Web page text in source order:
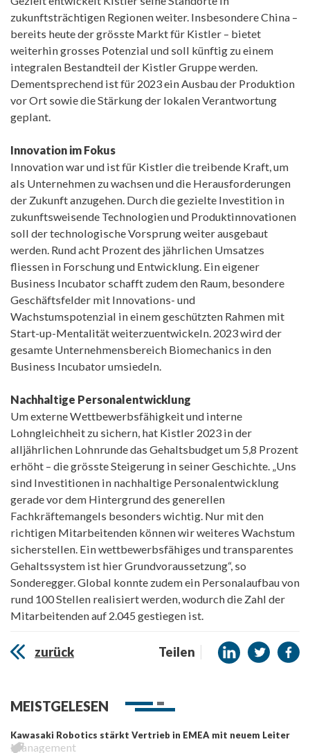
zukunftsträchtigen Regionen weiter. Insbesondere China –
bereits heute der grösste Markt für Kistler – bietet
weiterhin grosses Potenzial und soll künftig zu einem
integralen Bestandteil der Kistler Gruppe werden.
Dementsprechend ist für 2023 ein Ausbau der Produktion
vor Ort sowie die Stärkung der lokalen Verantwortung
geplant.
Innovation im Fokus
Innovation war und ist für Kistler die treibende Kraft, um
als Unternehmen zu wachsen und die Herausforderungen
der Zukunft anzugehen. Durch die gezielte Investition in
zukunftsweisende Technologien und Produktinnovationen
soll der technologische Vorsprung weiter ausgebaut
werden. Rund acht Prozent des jährlichen Umsatzes
fliessen in Forschung und Entwicklung. Ein eigener
Business Incubator schafft zudem den Raum, besondere
Geschäftsfelder mit Innovations- und
Wachstumspotenzial in einem geschützten Rahmen mit
Start-up-Mentalität weiterzuentwickeln. 2023 wird der
gesamte Unternehmensbereich Biomechanics in den
Business Incubator umsiedeln.
Nachhaltige Personalentwicklung
Um externe Wettbewerbsfähigkeit und interne
Lohngleichheit zu sichern, hat Kistler 2023 in der
alljährlichen Lohnrunde das Gehaltsbudget um 5,8 Prozent
erhöht – die grösste Steigerung in seiner Geschichte. „Uns
sind Investitionen in nachhaltige Personalentwicklung
gerade vor dem Hintergrund des generellen
Fachkräftemangels besonders wichtig. Nur mit den
richtigen Mitarbeitenden können wir weiteres Wachstum
sicherstellen. Ein wettbewerbsfähiges und transparentes
Gehaltssystem ist hier Grundvoraussetzung“, so
Sonderegger. Global konnte zudem ein Personalaufbau von
rund 100 Stellen realisiert werden, wodurch die Zahl der
Mitarbeitenden auf 2.045 gestiegen ist.
zurück Teilen
MEISTGELESEN
Kawasaki Robotics stärkt Vertrieb in EMEA mit neuem Leiter
Management